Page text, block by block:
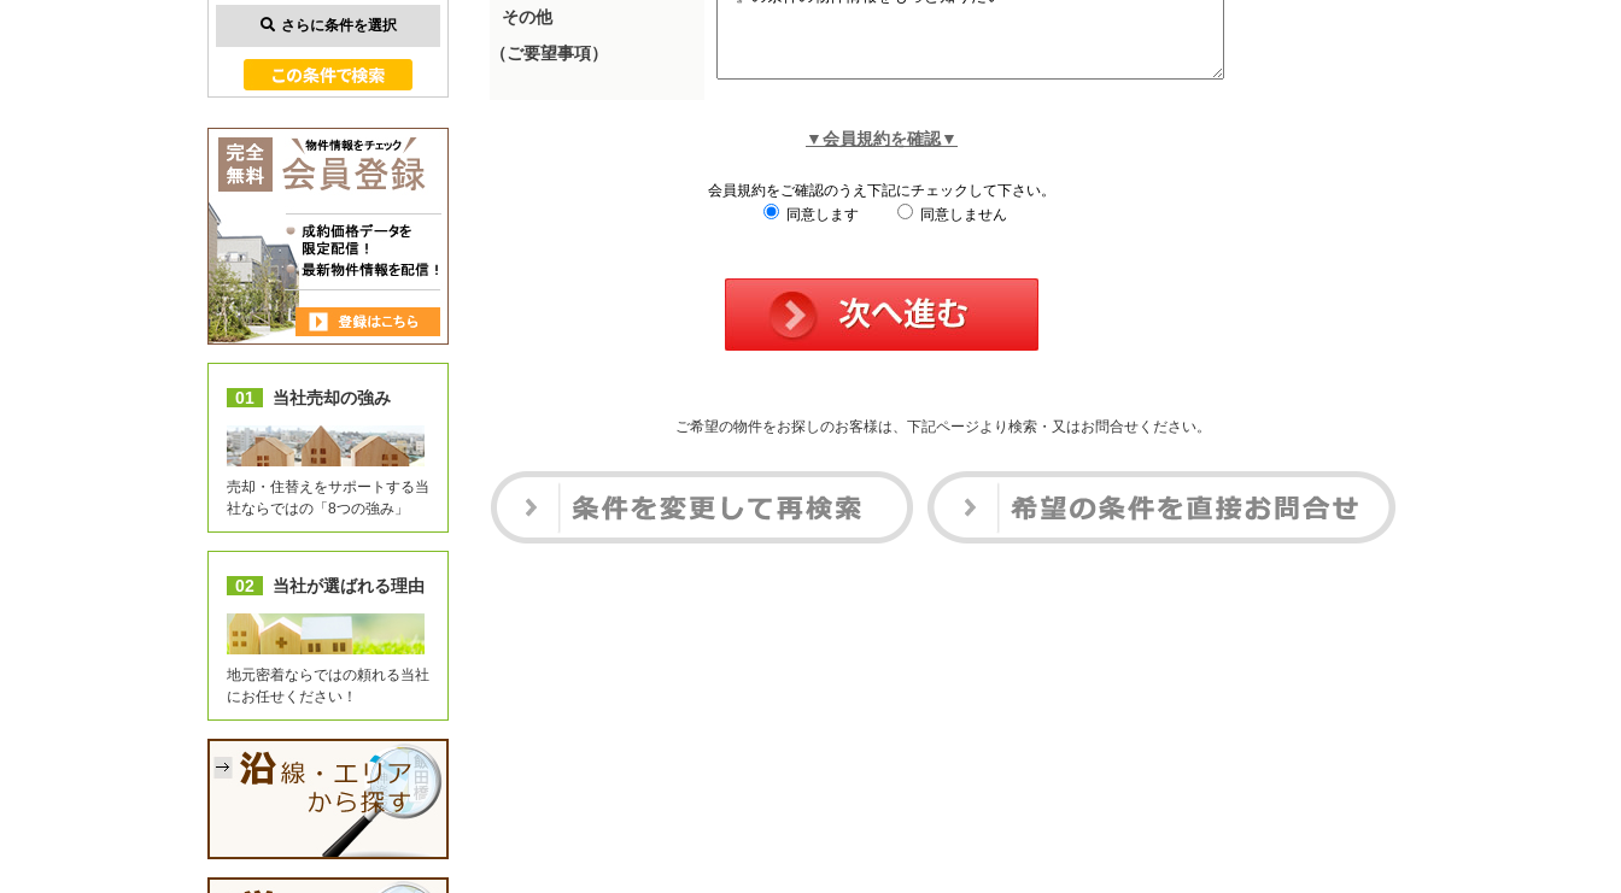
その他
（ご要望事項）
▼会員規約を確認▼
会員規約をご確認のうえ下記にチェックして下さい。
同意します
同意しません
ご希望の物件をお探しのお客様は、下記ページより検索・又はお問合せください。
さらに条件を選択
01 当社売却の強み
売却・住替えをサポートする当
社ならではの「8つの強み」
02 当社が選ばれる理由
地元密着ならではの頼れる当社
にお任せください！